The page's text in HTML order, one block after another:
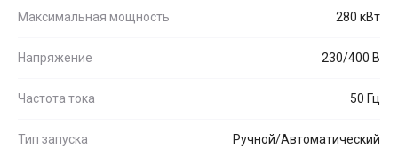
Максимальная мощность 280 кВт
Напряжение 230/400 В
Частота тока 50 Гц
Тип запуска Ручной/Автоматический